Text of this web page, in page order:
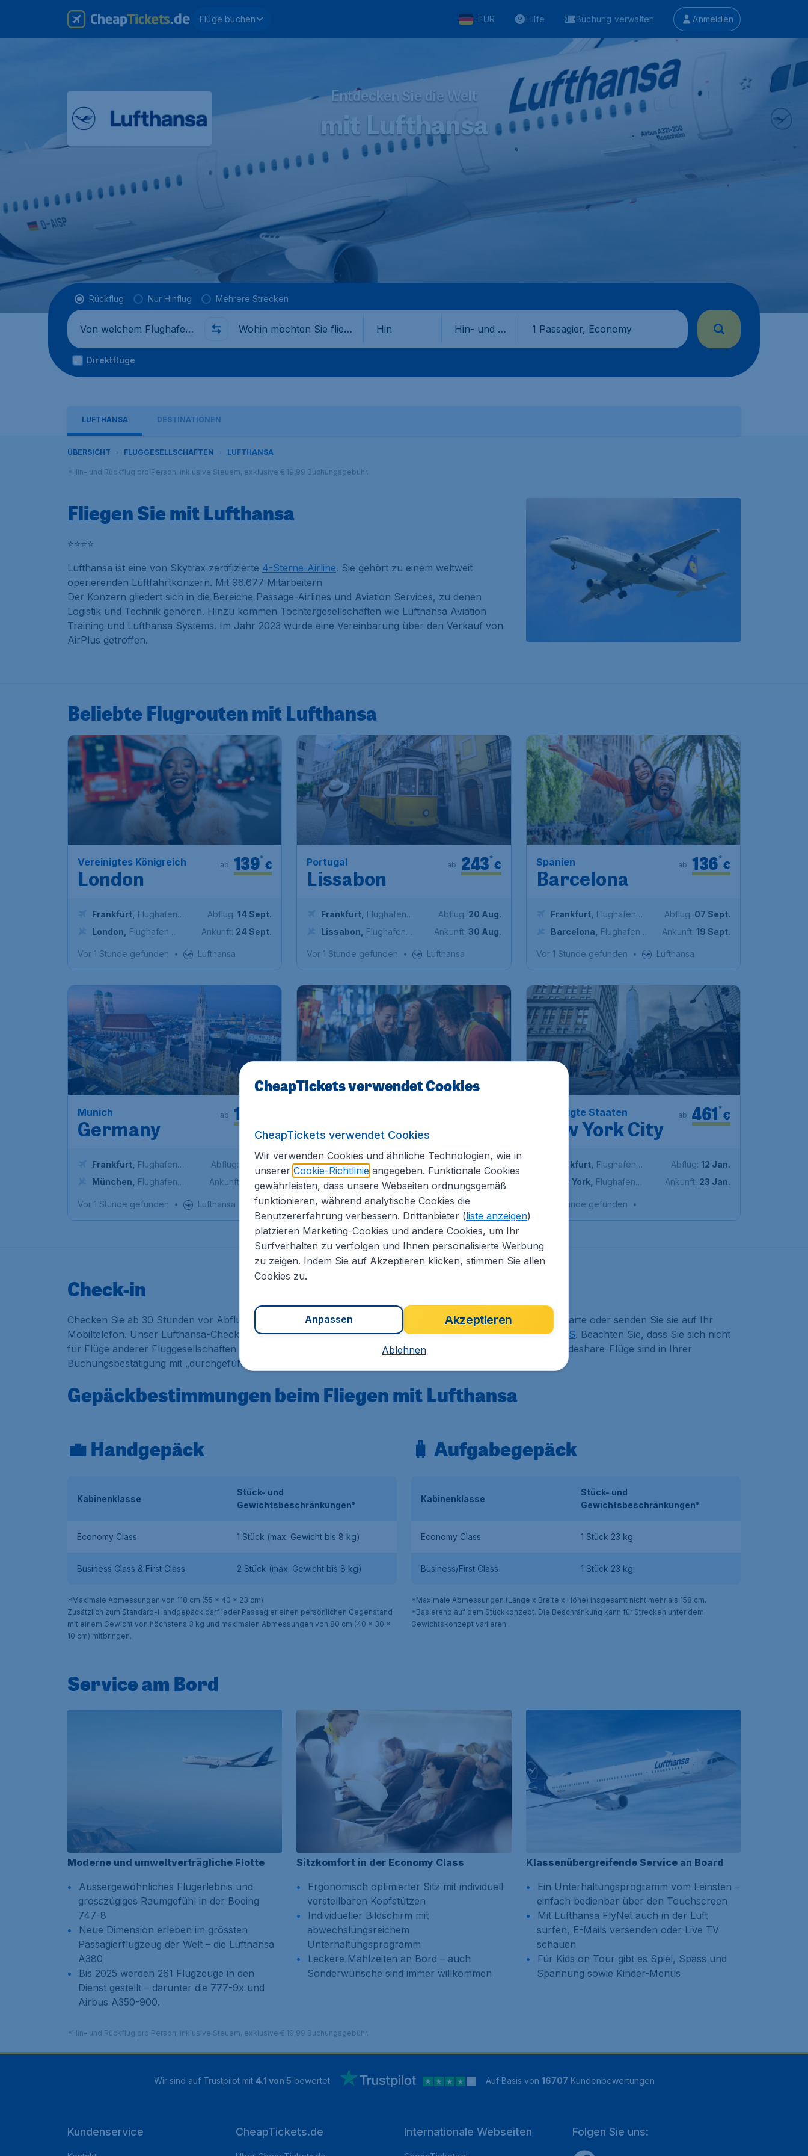
Flüge buchen EUR Hilfe Buchung verwalten Anmelden
Entdecken Sie die Welt
mit Lufthansa
Flugtyp
Rückflug Nur Hinflug Mehrere Strecken
Abflug von Wohin Hin
Hin- und Rü
1 Passagier, Economy
Direktflüge
LUFTHANSA DESTINATIONEN
ÜBERSICHT FLUGGESELLSCHAFTEN LUFTHANSA
*Hin- und Rückflug pro Person, inklusive Steuern, exklusive € 19,99 Buchungsgebühr.
Fliegen Sie mit Lufthansa
⭐⭐⭐⭐
Lufthansa ist eine von Skytrax zertifizierte 4-Sterne-Airline. Sie gehört zu einem weltweit
operierenden Luftfahrtkonzern. Mit 96.677 Mitarbeitern
Der Konzern gliedert sich in die Bereiche Passage-Airlines und Aviation Services, zu denen
Logistik und Technik gehören. Hinzu kommen Tochtergesellschaften wie Lufthansa Aviation
Training und Lufthansa Systems. Im Jahr 2023 wurde eine Vereinbarung über den Verkauf von
AirPlus getroffen.
Beliebte Flugrouten mit Lufthansa
Vereinigtes Königreich
London
€
139*
ab
Frankfurt Flughafen
Frankfurt
London
Flughafen
Abflug: 14 Sept.
Ankunft: 24 Sept.
Vor 1 Stunde gefunden • Lufthansa
Portugal
Lissabon
€
243*
ab
Frankfurt Flughafen
Frankfurt
Lissabon
Flughafen
Abflug: 20 Aug.
Ankunft: 30 Aug.
Vor 1 Stunde gefunden • Lufthansa
Spanien
Barcelona
€
136*
ab
Frankfurt, Flughafen
Frankfurt
Barcelona
Flughafen
Abflug: 07 Sept.
Ankunft: 19 Sept.
Vor 1 Stunde gefunden • Lufthansa
Munich
Germany
164
ab
Frankfurt Flughafen
Frankfurt
München
Flughafen
Abflug:
Ankunft:
31 Okt.
Vor 1 Stunde gefunden • Lufthansa
Tokio
Frankfurt, Flughafen
Frankfurt
Tokio , Flughafen Tokio-
12 Jan.
Ankunft: 22 Jan.
Vor 1 Stunde gefunden • Lufthansa
Vereinigte Staaten
New York City
€
461*
ab
Frankfurt, Flughafen
Frankfurt
New York, Flughafen
Abflug: 12 Jan.
Ankunft: 23 Jan.
Vor 1 Stunde gefunden •
Check-in
Checken Sie ab 30 Stunden vor Abflug online ein, wählen Sie Ihren Sitzplatz und drucken Sie Ihre Boardingkarte oder senden Sie sie auf Ihr
Mobiltelefon. Unser Lufthansa-Check-in gilt weltweit für alle Flüge vonLufthansa,Austrian AirlinesundSWISS. Beachten Sie, dass Sie sich nicht
für Flüge anderer Fluggesellschaften oder Codeshare-Flüge mit Lufthansa-Nummern einchecken können. Codeshare-Flüge sind in Ihrer
Buchungsbestätigung mit „durchgeführt von“ gekennzeichnet.
Gepäckbestimmungen beim Fliegen mit Lufthansa
💼 Handgepäck
Kabinenklasse
Stück- und
Gewichtsbeschränkungen*
Economy Class 1 Stück (max. Gewicht bis 8 kg)
Business Class & First Class 2 Stück (max. Gewicht bis 8 kg)
*Maximale Abmessungen von 118 cm (55 x 40 x 23 cm)
Zusätzlich zum Standard-Handgepäck darf jeder Passagier einen persönlichen Gegenstand
mit einem Gewicht von höchstens 3 kg und maximalen Abmessungen von 80 cm (40 x 30 x
10 cm) mitbringen.
🧳 Aufgabegepäck
Kabinenklasse
Stück- und
Gewichtsbeschränkungen*
Economy Class 1 Stück 23 kg
Business/First Class 1 Stück 23 kg
*Maximale Abmessungen (Länge x Breite x Höhe) insgesamt nicht mehr als 158 cm.
*Basierend auf dem Stückkonzept. Die Beschränkung kann für Strecken unter dem
Gewichtskonzept variieren.
Service am Bord
Moderne und umweltverträgliche Flotte
Aussergewöhnliches Flugerlebnis und
grosszügiges Raumgefühl in der Boeing
747-8
Neue Dimension erleben im grössten
Passagierflugzeug der Welt – die Lufthansa
A380
Bis 2025 werden 261 Flugzeuge in den
Dienst gestellt – darunter die 777-9x und
Airbus A350-900.
Sitzkomfort in der Economy Class
Ergonomisch optimierter Sitz mit individuell
verstellbaren Kopfstützen
Individueller Bildschirm mit
abwechslungsreichem
Unterhaltungsprogramm
Leckere Mahlzeiten an Bord – auch
Sonderwünsche sind immer willkommen
Klassenübergreifende Service an Board
Ein Unterhaltungsprogramm vom Feinsten –
einfach bedienbar über den Touchscreen
Mit Lufthansa FlyNet auch in der Luft
surfen, E-Mails versenden oder Live TV
schauen
Für Kids on Tour gibt es Spiel, Spass und
Spannung sowie Kinder-Menüs
*Hin- und Rückflug pro Person, inklusive Steuern, exklusive € 19,99 Buchungsgebühr.
Wir sind auf Trustpilot mit 4.1 von 5 bewertet Auf Basis von 16707 Kundenbewertungen
Kundenservice CheapTickets.de Internationale Webseiten Folgen Sie uns:
CheapTickets verwendet Cookies
CheapTickets verwendet Cookies
Wir verwenden Cookies und ähnliche Technologien, wie in
unserer Cookie-Richtlinieangegeben. Funktionale Cookies
gewährleisten, dass unsere Webseiten ordnungsgemäß
funktionieren, während analytische Cookies die
Benutzererfahrung verbessern. Drittanbieter (liste anzeigen)
platzieren Marketing-Cookies und andere Cookies, um Ihr
Surfverhalten zu verfolgen und Ihnen personalisierte Werbung
zu zeigen. Indem Sie auf Akzeptieren klicken, stimmen Sie allen
Cookies zu.
Akzeptieren
Anpassen
Ablehnen